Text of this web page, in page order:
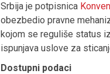
Srbija je potpisnica
obezbedio pravne
kojom se reguliše status
ispunjava uslove za
Dostupni podaci